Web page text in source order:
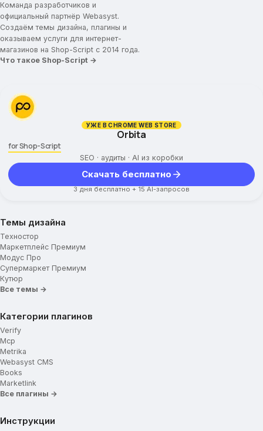
Команда разработчиков и
официальный партнёр Webasyst.
Создаём темы дизайна, плагины и
оказываем услуги для интернет-
магазинов на Shop-Script с 2014 года.
Что такое Shop-Script →
УЖЕ В CHROME WEB STORE
Orbita
for Shop-Script
SEO · аудиты · AI из коробки
Скачать бесплатно
3 дня бесплатно + 15 AI-запросов
Темы дизайна
Техностор
Маркетплейс Премиум
Модус Про
Супермаркет Премиум
Кутюр
Все темы →
Категории плагинов
Verify
Mcp
Metrika
Webasyst CMS
Books
Marketlink
Все плагины →
Инструкции